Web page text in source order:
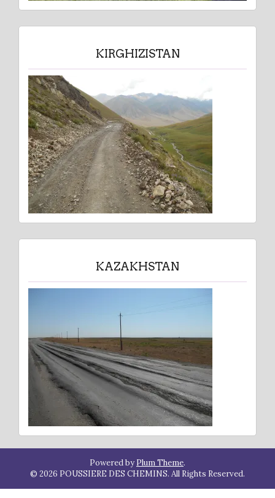
KIRGHIZISTAN
KAZAKHSTAN
Powered by Plum Theme.
© 2026 POUSSIERE DES CHEMINS. All Rights Reserved.